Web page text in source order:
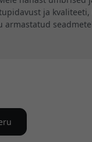
ja
armastatud